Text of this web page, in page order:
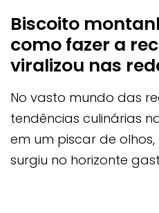
Biscoito
como fazer a
viralizou nas
No vasto mundo das
tendências culinárias
em um piscar de
surgiu no horizonte